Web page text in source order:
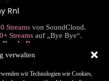
verwalten
wir Technologien wie Cookies,
Rnl
0 Streamsvon SoundCloud.
Streams auf „Bye Bye“.
Rap la Rue